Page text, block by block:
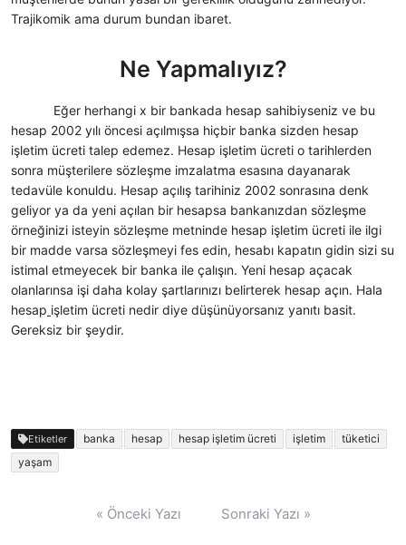
Trajikomik ama durum bundan ibaret.
Ne Yapmalıyız?
Eğer herhangi x bir bankada hesap sahibiyseniz ve bu
hesap 2002 yılı öncesi açılmışsa hiçbir banka sizden hesap
işletim ücreti talep edemez. Hesap işletim ücreti o tarihlerden
sonra müşterilere sözleşme imzalatma esasına dayanarak
tedavüle konuldu. Hesap açılış tarihiniz 2002 sonrasına denk
geliyor ya da yeni açılan bir hesapsa bankanızdan sözleşme
örneğinizi isteyin sözleşme metninde hesap işletim ücreti ile ilgi
bir madde varsa sözleşmeyi fes edin, hesabı kapatın gidin sizi su
istimal etmeyecek bir banka ile çalışın. Yeni hesap açacak
olanlarınsa işi daha kolay şartlarınızı belirterek hesap açın. Hala
hesap işletim ücreti nedir diye düşünüyorsanız yanıtı basit.
Gereksiz bir şeydir.
Etiketler banka hesap hesap işletim ücreti işletim
tüketici
yaşam
« Önceki Yazı Sonraki Yazı »